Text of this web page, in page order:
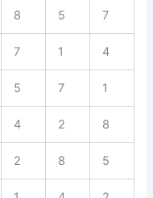
8 5 7
7 1 4
5 7 1
4 2 8
2 8 5